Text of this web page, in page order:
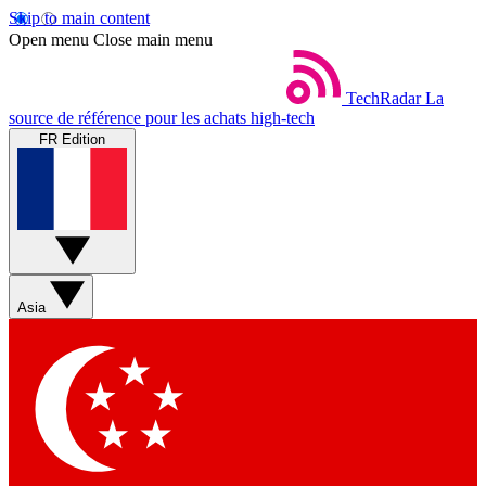
Skip to main content
Open menu Close main menu
TechRadar La
source de référence pour les achats high-tech
FR Edition
Asia